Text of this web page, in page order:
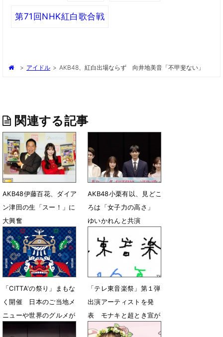
第71回NHK紅白歌合戦
> アイドル > AKB48、紅白出場ならず 向井地美音「不甲斐ない」
関連する記事
AKB48伊藤百花、ダイア
ン津田の生「スー！」に
大興奮
8月2日 07時02分
AKB48小栗有以、見どこ
ろは「女子力の高さ」
ゆいかれんと共演
「CITTA'の祭り」まもな
く開催 ⽇本のご当地メ
ニューや世界のグルメが
「テレ東音楽祭」第１弾
出演アーティストを発
表 モナキと超とき宣が
福岡の意外なスポットか